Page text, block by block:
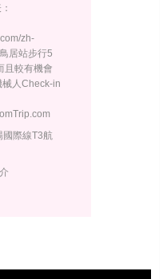
zh-
居站步行5
且較有機會
人Check-in
國際線T3航